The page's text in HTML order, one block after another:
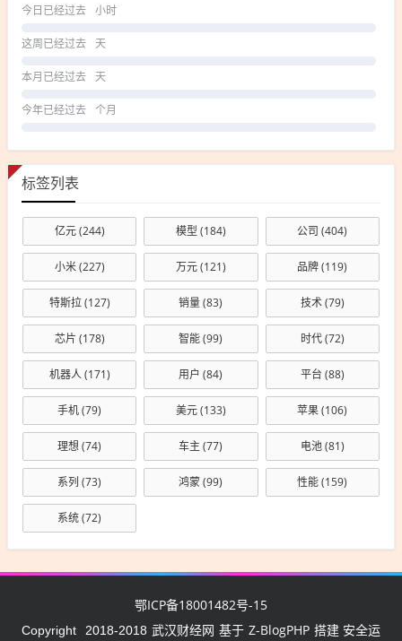
今日已经过去 小时
这周已经过去 天
本月已经过去 天
今年已经过去 个月
标签列表
亿元(244) 模型 (184) 公司 (404)
小米(227) 万元(121) 品牌(119)
特斯拉(127) 销量(83) 技术(79)
芯片 (178) 智能(99) 时代(72)
机器人(171) 用户 (84) 平台 (88)
手机(79) 美元(133) 苹果(106)
理想(74) 车主 (77) 电池(81)
系列 (73) 鸿蒙(99) 性能(159)
系统(72)
鄂ICP备18001482号-15
Copyright 2018-2018 武汉财经网 基于 Z-BlogPHP 搭建 安全运